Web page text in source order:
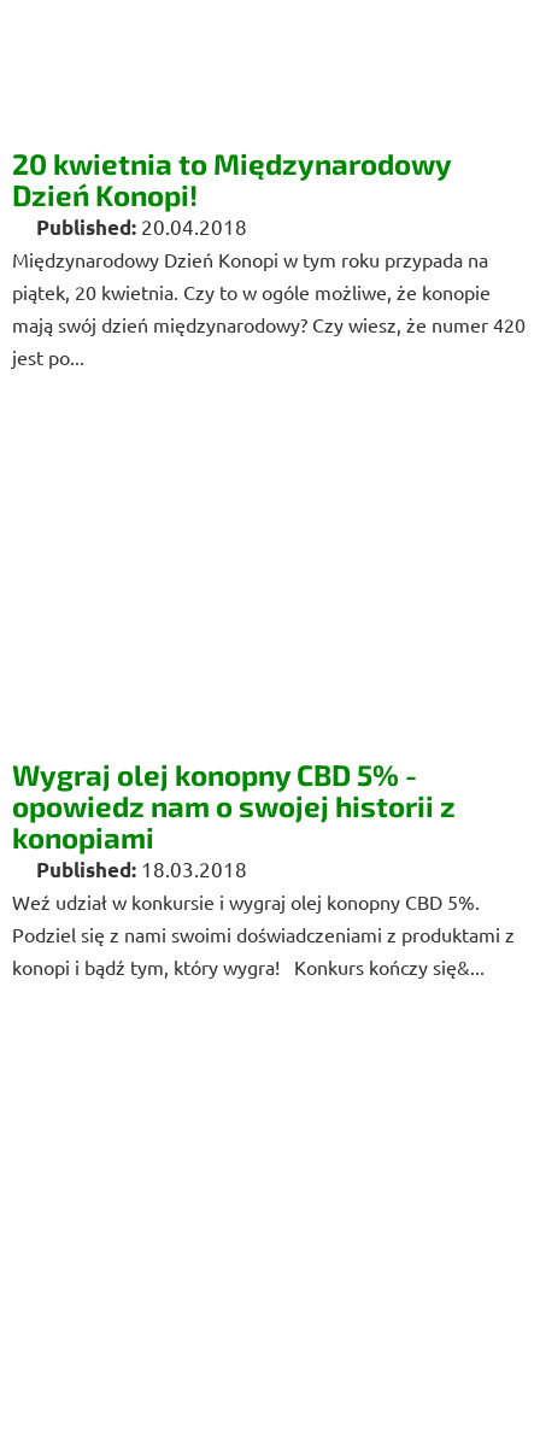
20 kwietnia to Międzynarodowy
Dzień Konopi!
20.04.2018
Międzynarodowy Dzień Konopi w tym roku przypada na
piątek, 20 kwietnia. Czy to w ogóle możliwe, że konopie
mają swój dzień międzynarodowy? Czy wiesz, że numer 420
jest po...
Wygraj olej konopny CBD 5% -
opowiedz nam o swojej historii z
konopiami
18.03.2018
Weź udział w konkursie i wygraj olej konopny CBD 5%.
Podziel się z nami swoimi doświadczeniami z produktami z
konopi i bądź tym, który wygra! Konkurs kończy się&...